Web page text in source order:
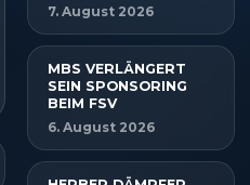
7. August 2026
MBS VERLÄNGERT
SEIN SPONSORING
BEIM FSV
6. August 2026